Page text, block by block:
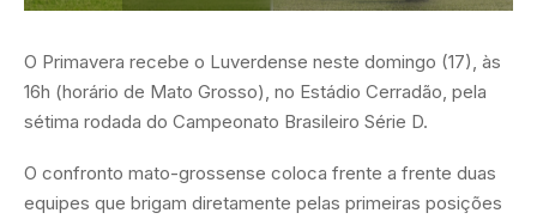
O Primavera recebe o Luverdense neste domingo (17), às
16h (horário de Mato Grosso), no Estádio Cerradão, pela
sétima rodada do Campeonato Brasileiro Série D.
O confronto mato-grossense coloca frente a frente duas
equipes que brigam diretamente pelas primeiras posições